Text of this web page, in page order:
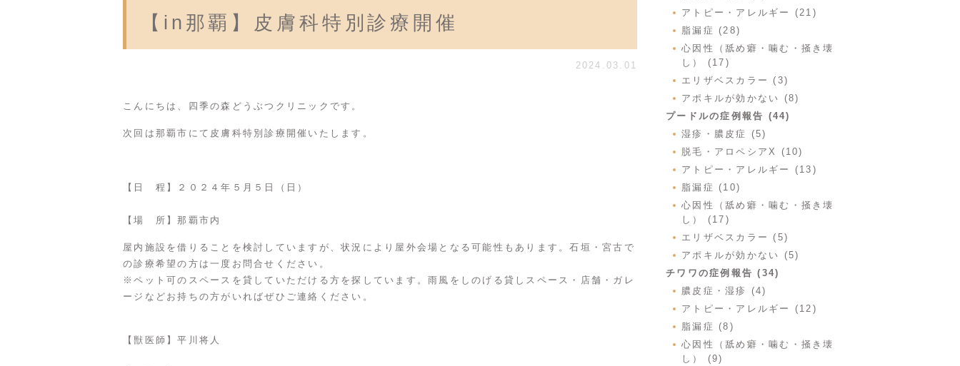
【in那覇】皮膚科特別診療開催
2024.03.01
こんにちは、四季の森どうぶつクリニックです。
次回は那覇市にて皮膚科特別診療開催いたします。
【日 程】２０２４年５月５日（日）
【場 所】那覇市内
屋内施設を借りることを検討していますが、状況により屋外会場となる可能性もあります。石垣・宮古で
の診療希望の方は一度お問合せください。
※ペット可のスペースを貸していただける方を探しています。雨風をしのげる貸しスペース・店舗・ガレ
ージなどお持ちの方がいればぜひご連絡ください。
【獣医師】平川将人
アトピー・アレルギー (21)
脂漏症 (28)
心因性（舐め癖・噛む・掻き壊
し） (17)
エリザベスカラー (3)
アポキルが効かない (8)
プードルの症例報告 (44)
湿疹・膿皮症 (5)
脱毛・アロペシアX (10)
アトピー・アレルギー (13)
脂漏症 (10)
心因性（舐め癖・噛む・掻き壊
し） (17)
エリザベスカラー (5)
アポキルが効かない (5)
チワワの症例報告 (34)
膿皮症・湿疹 (4)
アトピー・アレルギー (12)
脂漏症 (8)
心因性（舐め癖・噛む・掻き壊
し） (9)